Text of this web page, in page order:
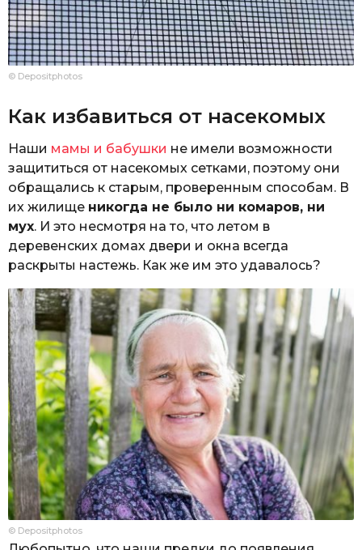
© Depositphotos
Как избавиться от насекомых
Наши мамы и бабушки не имели возможности
защититься от насекомых сетками, поэтому они
обращались к старым, проверенным способам. В
их жилище никогда не было ни комаров, ни
мух. И это несмотря на то, что летом в
деревенских домах двери и окна всегда
раскрыты настежь. Как же им это удавалось?
© Depositphotos